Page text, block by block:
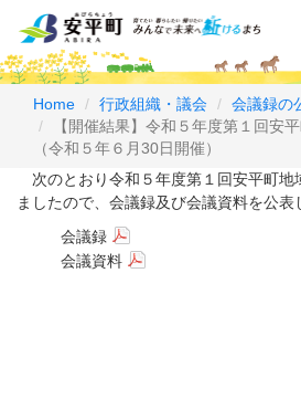
Home 行政組織・議会
会議録の
【開催結果】令和５年度第１回安
（令和５年６月30日開催）
次のとおり令和５年度第１回安平町地
ましたので、会議録及び会議資料を公表
会議録
会議資料